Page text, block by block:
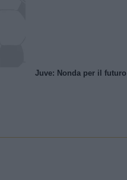
Juve: Nonda per il futuro